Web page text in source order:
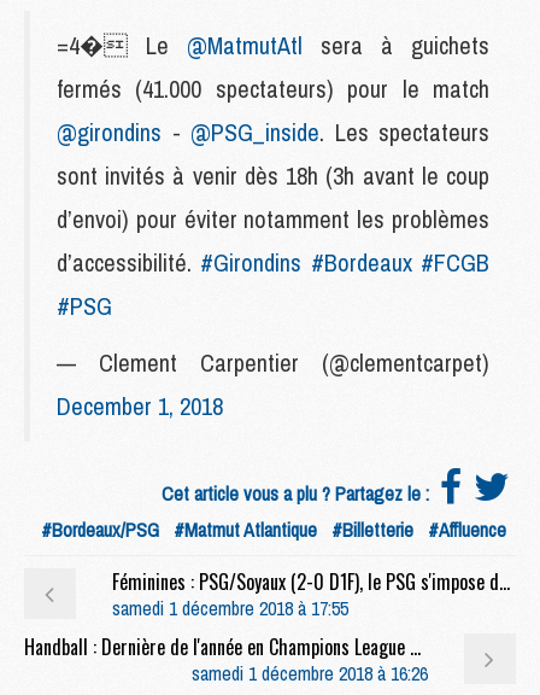
=4� Le @MatmutAtl sera à guichets
fermés (41.000 spectateurs) pour le match
@girondins - @PSG_inside. Les spectateurs
sont invités à venir dès 18h (3h avant le coup
d’envoi) pour éviter notamment les problèmes
d’accessibilité. #Girondins #Bordeaux #FCGB
#PSG
— Clement Carpentier (@clementcarpet)
December 1, 2018
Cet article vous a plu ? Partagez le :
#Bordeaux/PSG #Matmut Atlantique #Billetterie #Affluence
Féminines : PSG/Soyaux (2-0 D1F), le PSG s'impose dans la douleur
samedi 1 décembre 2018 à 17:55
Handball : Dernière de l'année en Champions League pour le PSG Hand
samedi 1 décembre 2018 à 16:26